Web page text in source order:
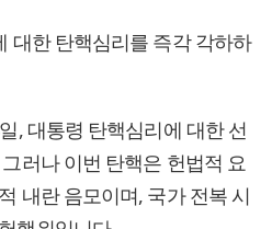
대한 탄핵심리를 즉각 각하하
, 대통령 탄핵심리에 대한 선
러나 이번 탄핵은 헌법적 요
내란 음모이며, 국가 전복 시